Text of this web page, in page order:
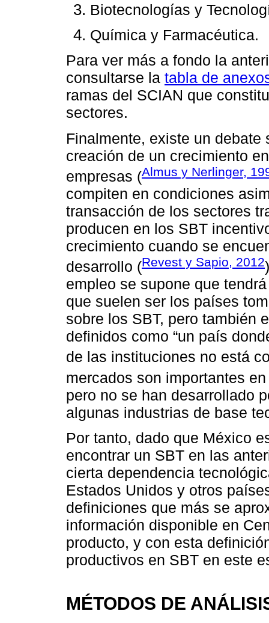
Biotecnologías y
Química y Farmacéutica.
Para ver más a fondo la
consultarse la tabla de
ramas del SCIAN que
sectores.
Finalmente, existe un
creación de un crecimiento
empresas (Almus y Nerlinger,
compiten en condiciones
transacción de los sectores
producen en los SBT
crecimiento cuando se
desarrollo (Revest y Sapio, 2012
empleo se supone que
que suelen ser los países
sobre los SBT, pero también
definidos como “un país
de las instituciones no está
mercados son importantes
pero no se han desarrollado
algunas industrias de base
Por tanto, dado que México
encontrar un SBT en las
cierta dependencia
Estados Unidos y otros
definiciones que más se
información disponible en
producto, y con esta
productivos en SBT en este
MÉTODOS DE